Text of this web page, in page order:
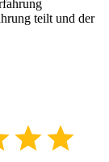
teilt und der